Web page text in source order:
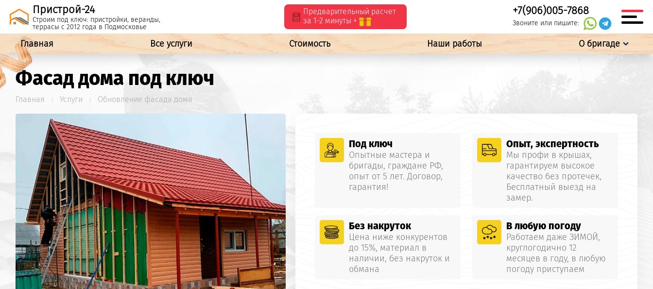
Пристрой-24
Строим под ключ: пристройки, веранды,
террасы с 2012 года в Подмосковье
Предварительный расчет
за 1-2 минуты +
+7(906)005-7868
Звоните или пишите:
Главная Все услуги Стоимость Наши работы О бригаде
Фасад дома под ключ
Главная / Услуги / Обновление фасада дома
Под ключ
Опытные мастера и
бригады, граждане РФ,
опыт от 5 лет. Договор,
гарантия!
Опыт, экспертность
Мы профи в крышах,
гарантируем высокое
качество без протечек,
Бесплатный выезд на
замер.
Без накруток
Цена ниже конкурентов
до 15%, материал в
наличии, без накруток и
обмана
В любую погоду
Работаем даже ЗИМОЙ,
круглогодично 12
месяцев в году, в любую
погоду приступаем